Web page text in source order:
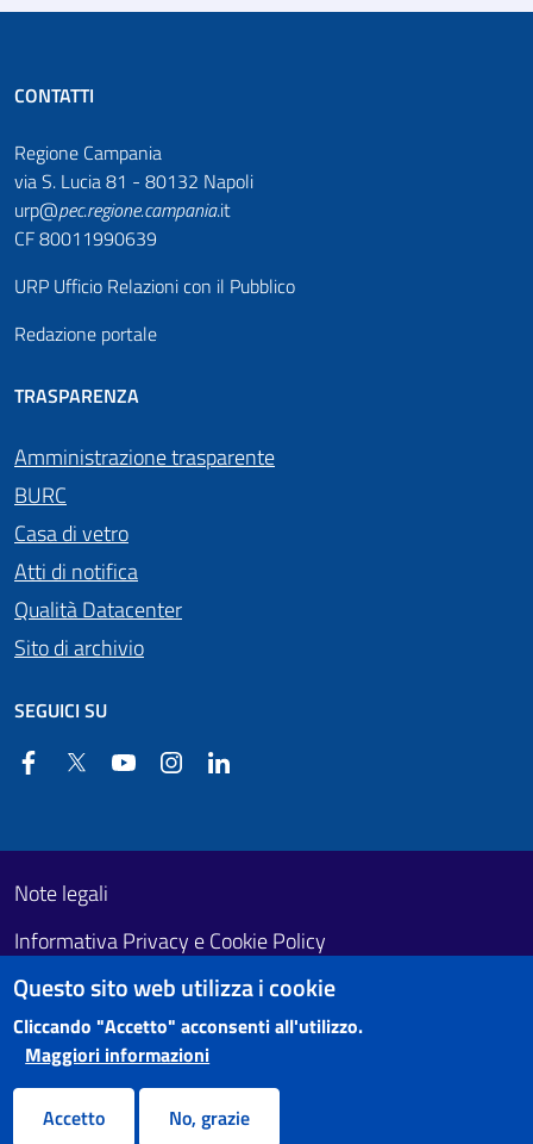
CONTATTI
Regione Campania
via S. Lucia 81 - 80132 Napoli
urp@pec.regione.campania.it
CF 80011990639
URP Ufficio Relazioni con il Pubblico
Redazione portale
TRASPARENZA
Amministrazione trasparente
BURC
Casa di vetro
Atti di notifica
Qualità Datacenter
Sito di archivio
SEGUICI SU
FacebookTwitter YouTube Instagram
Footer First
Useful links section
Note legali
Informativa Privacy e Cookie Policy
Obiettivi di accessibilità
Questo sito web utilizza i cookie
Cliccando "Accetto" acconsenti all'utilizzo.
Maggiori informazioni
Accetto No, grazie